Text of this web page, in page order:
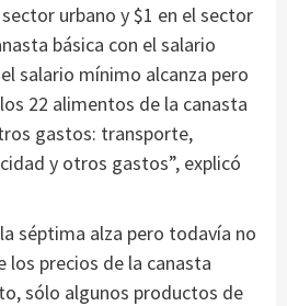
urbano y $1 en el sector
básica con el salario
salario mínimo alcanza pero
22 alimentos de la canasta
gastos: transporte,
y otros gastos”, explicó
séptima alza pero todavía no
precios de la canasta
sólo algunos productos de